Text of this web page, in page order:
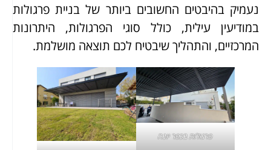
נעמיק בהיבטים החשובים ביותר של בניית פרגולות
במודיעין עילית, כולל סוגי הפרגולות, היתרונות
המרכזיים, והתהליך שיבטיח לכם תוצאה מושלמת.
פרגולות בכפר יונה